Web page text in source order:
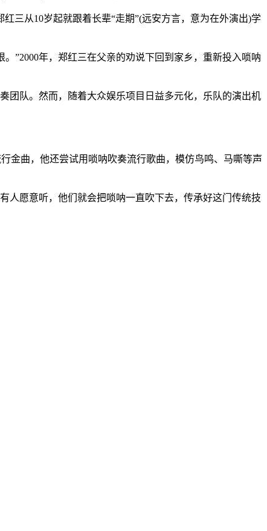
三从10岁起就跟着长辈“走期”(远安方言，意为在外演出)学
”2000年，郑红三在父亲的劝说下回到家乡，重新投入唢呐
队。然而，随着大众娱乐项目日益多元化，乐队的演出机
曲，他还尝试用唢呐吹奏流行歌曲，模仿鸟鸣、马嘶等声
愿意听，他们就会把唢呐一直吹下去，传承好这门传统技